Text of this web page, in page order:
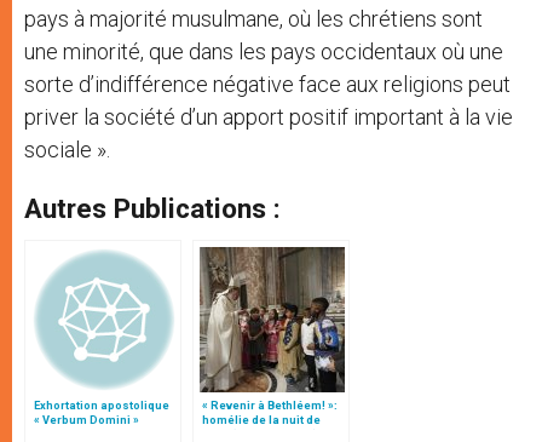
pays à majorité musulmane, où les chrétiens sont
une minorité, que dans les pays occidentaux où une
sorte d’indifférence négative face aux religions peut
priver la société d’un apport positif important à la vie
sociale ».
Autres Publications :
Exhortation apostolique
« Verbum Domini »
« Revenir à Bethléem! »:
homélie de la nuit de
Noël (texte complet)